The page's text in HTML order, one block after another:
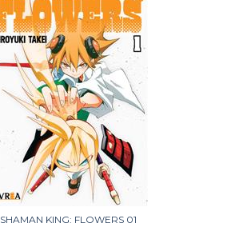
SHAMAN KING: FLOWERS 01